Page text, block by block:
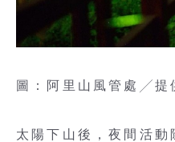
圖：阿里山風管處╱提
太陽下山後，夜間活